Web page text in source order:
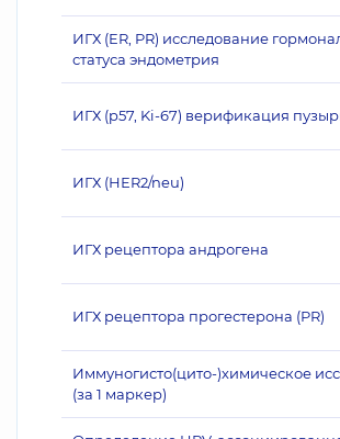
ИГХ (ER, PR) исследование
статуса эндометрия
ИГХ (p57, Ki-67) верификация
ИГХ (НЕR2/neu)
ИГХ рецептора андрогена
ИГХ рецептора прогестерона (PR)
Иммуногисто(цито-)химическое
(за 1 маркер)